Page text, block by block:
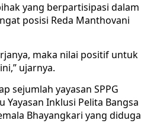
yang berpartisipasi dalam
posisi Reda Manthovani
maka nilai positif untuk
ujarnya.
sejumlah yayasan SPPG
Inklusi Pelita Bangsa
Bhayangkari yang diduga